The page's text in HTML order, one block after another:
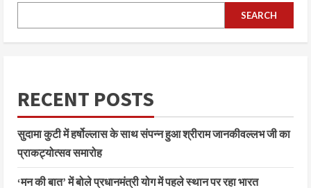
SEARCH
RECENT POSTS
सुदामा कुटी में हर्षोल्लास के साथ संपन्न हुआ श्रीराम जानकीवल्लभ जी का
प्राकट्योत्सव समारोह
‘मन की बात’ में बोले प्रधानमंत्री योग में पहले स्थान पर रहा भारत